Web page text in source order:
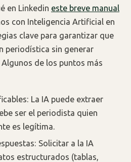
en Linkedin este breve manual
con Inteligencia Artificial en
clave para garantizar que
periodística sin generar
de los puntos más
La IA puede extraer
ser el periodista quien
es legítima.
Solicitar a la IA
estructurados (tablas,